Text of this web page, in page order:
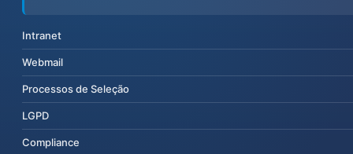
Intranet
Webmail
Processos de Seleção
LGPD
Compliance